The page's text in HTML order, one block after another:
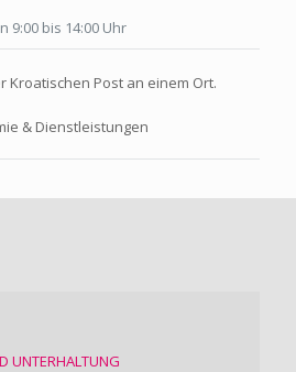
9:00 bis 14:00 Uhr
Kroatischen Post an einem Ort.
& Dienstleistungen
UNTERHALTUNG